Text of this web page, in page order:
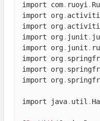
import com. ruoyi.
import org. activiti
import org. activiti
import org. junit .
import org. junit .
import org.
import org.
import org.
import java. util .